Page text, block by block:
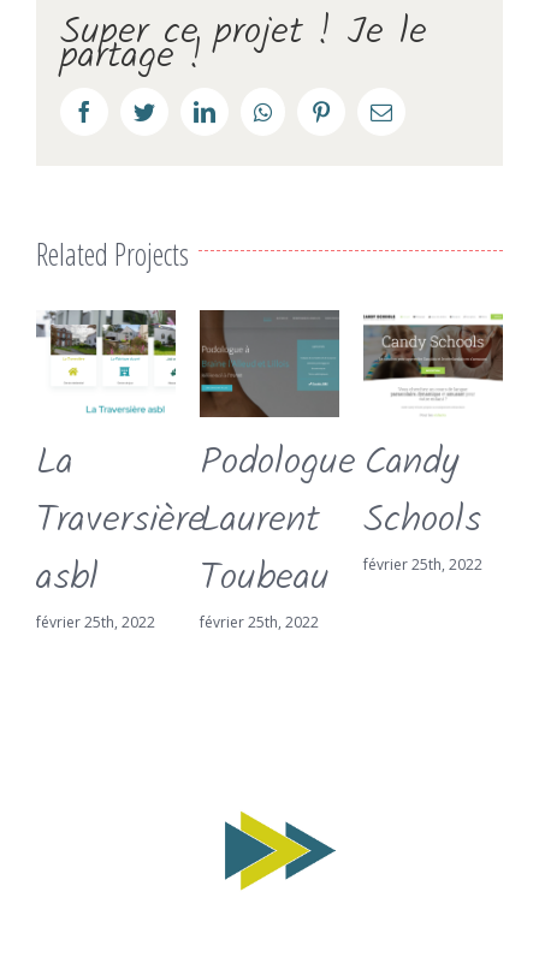
Super ce projet ! Je le
partage !
FacebookTwitterLinkedInWhatsappPinterestEmail
Related Projects
La
Traversière
asbl
février 25th, 2022
Podologue
Laurent
Toubeau
février 25th, 2022
Candy
Schools
février 25th, 2022